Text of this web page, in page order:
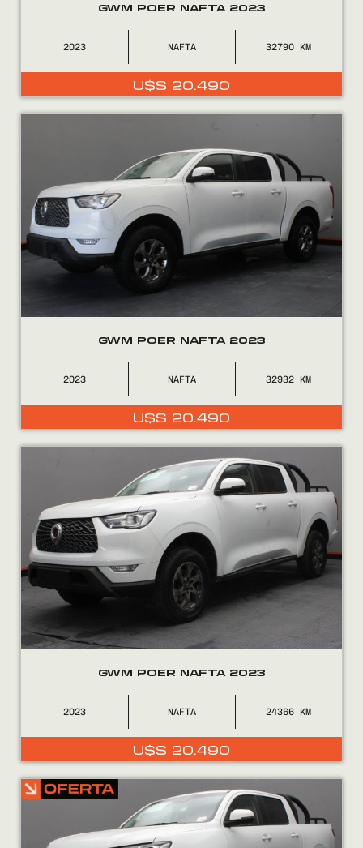
GWM POER NAFTA 2023
2023 NAFTA 32790
U$S 20.490
GWM POER NAFTA 2023
2023 NAFTA 32932
U$S 20.490
GWM POER NAFTA 2023
2023 NAFTA 24366
U$S 20.490